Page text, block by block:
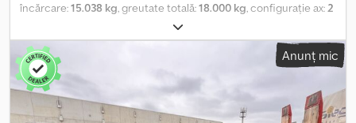
încărcare:15.038 kg, greutate totală:18.000 kg, configurație ax:2
02/2017, suspensie:
anvelopei:445/45/R19,5, Dotări:ABS, | Krone Maxi Lafette | Axe
BPW cu frâne pe disc | Suport pentru roată de rezervă | Anvelope:
445/45 R19,5 | Ne rezervăm dreptul la greșeli, erori de introducere
a datelor și vânzare prealabilă. Csdpfou D Hn Iox Amuorf
Anunț mic